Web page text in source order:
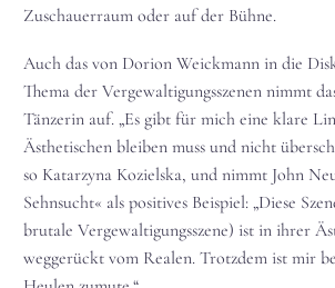
Zuschauerraum oder auf der Bühne.
Auch das von Dorion Weickmann in die
Thema der Vergewaltigungsszenen nimmt
Tänzerin auf. „Es gibt für mich eine klare
Ästhetischen bleiben muss und nicht
so Katarzyna Kozielska, und nimmt John
Sehnsucht« als positives Beispiel: „Diese
brutale Vergewaltigungsszene) ist in ihrer
weggerückt vom Realen. Trotzdem ist mir